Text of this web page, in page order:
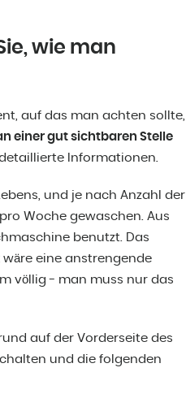
wie man
auf das man achten sollte,
einer gut sichtbaren Stelle
Informationen.
und je nach Anzahl der
Woche gewaschen. Aus
benutzt. Das
wäre eine anstrengende
völlig - man muss nur das
auf der Vorderseite des
und die folgenden